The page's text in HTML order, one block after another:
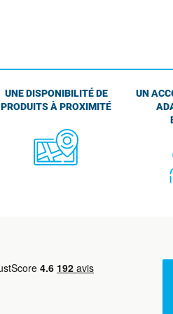
UNE DISPONIBILITÉ DE
PRODUITS À PROXIMITÉ
UN